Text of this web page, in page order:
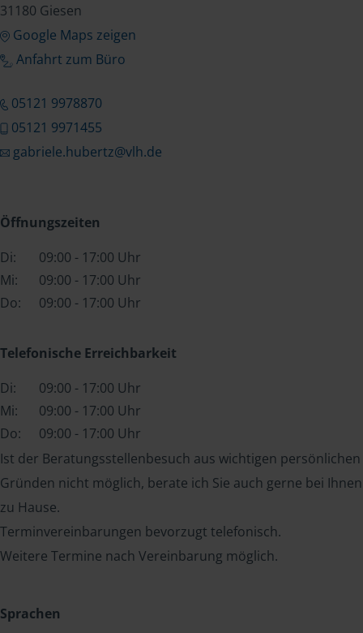
31180 Giesen
Google Maps zeigen
Anfahrt zum Büro
05121 9978870
05121 9971455
gabriele.hubertz@vlh.de
Öffnungszeiten
Di:
09:00 - 17:00 Uhr
Mi:
09:00 - 17:00 Uhr
Do:
09:00 - 17:00 Uhr
Telefonische Erreichbarkeit
Di:
09:00 - 17:00 Uhr
Mi:
09:00 - 17:00 Uhr
Do:
09:00 - 17:00 Uhr
Ist der Beratungsstellenbesuch aus wichtigen persönlichen
Gründen nicht möglich, berate ich Sie auch gerne bei Ihnen
zu Hause.
Terminvereinbarungen bevorzugt telefonisch.
Weitere Termine nach Vereinbarung möglich.
Sprachen